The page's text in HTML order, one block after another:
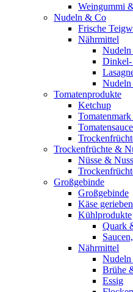
Weingummi
Nudeln & Co
Frische
Nährmittel
Dinkel-
Tomatenprodukte
Ketchup
Trockenfrüchte &
Nüsse &
Großgebinde
Großgebinde
Käse
Kühlprodukte
Quark
Nährmittel
Brühe
Essig